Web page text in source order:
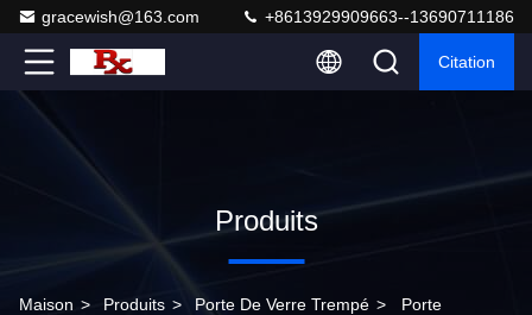
gracewish@163.com +8613929909663--13690711186
Citation
Produits
Maison > Produits > Porte De Verre Trempé > Porte